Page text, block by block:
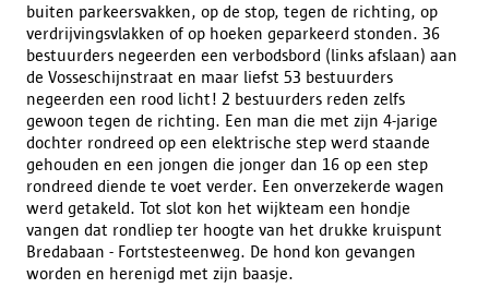
buiten parkeersvakken, op de stop, tegen de richting, op
verdrijvingsvlakken of op hoeken geparkeerd stonden. 36
bestuurders negeerden een verbodsbord (links afslaan) aan
de Vosseschijnstraat en maar liefst 53 bestuurders
negeerden een rood licht! 2 bestuurders reden zelfs
gewoon tegen de richting. Een man die met zijn 4-jarige
dochter rondreed op een elektrische step werd staande
gehouden en een jongen die jonger dan 16 op een step
rondreed diende te voet verder. Een onverzekerde wagen
werd getakeld. Tot slot kon het wijkteam een hondje
vangen dat rondliep ter hoogte van het drukke kruispunt
Bredabaan - Fortstesteenweg. De hond kon gevangen
worden en herenigd met zijn baasje.